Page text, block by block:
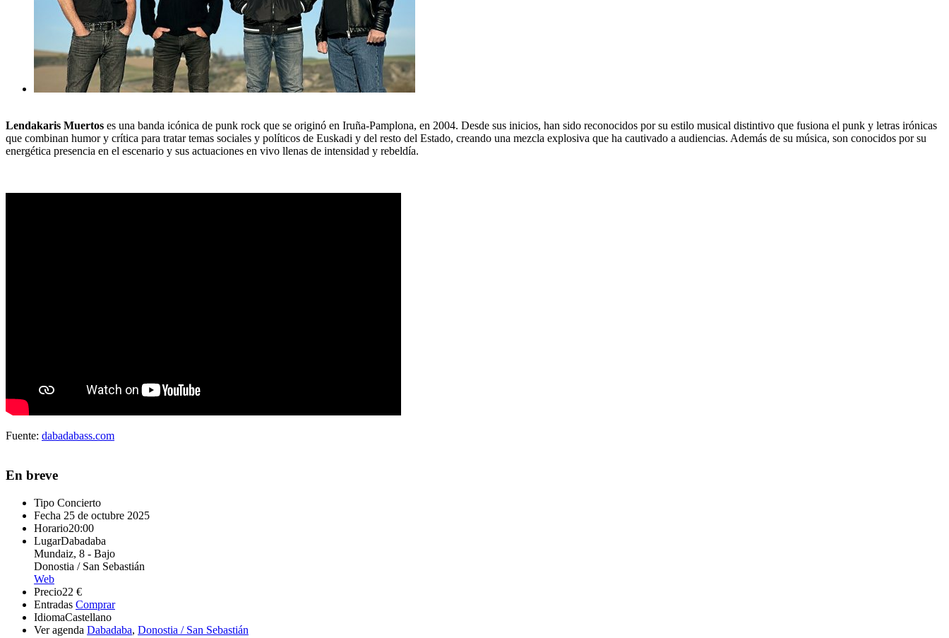
Lendakaris Muertos es una banda icónica de punk rock que se originó en Iruña-Pamplona, en 2004. Desde sus inicios, han sido reconocidos por su estilo musical distintivo que fusiona el punk y letras irónicas
que combinan humor y crítica para tratar temas sociales y políticos de Euskadi y del resto del Estado, creando una mezcla explosiva que ha cautivado a audiencias. Además de su música, son conocidos por su
energética presencia en el escenario y sus actuaciones en vivo llenas de intensidad y rebeldía.
Fuente: dabadabass.com
En breve
Tipo Concierto
Fecha 25 de octubre 2025
Horario20:00
LugarDabadaba
Mundaiz, 8 - Bajo
Donostia / San Sebastián
Web
Precio22 €
Entradas Comprar
IdiomaCastellano
Ver agenda Dabadaba, Donostia / San Sebastián